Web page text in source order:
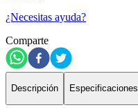
¿Necesitas ayuda?
Comparte
Descripción Especificaciones